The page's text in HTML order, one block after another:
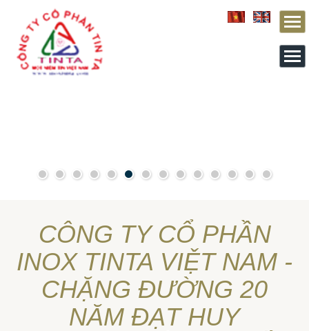
From this section downward is Zalo source code
CÔNG TY CỔ PHẦN
INOX TINTA VIỆT NAM -
CHẶNG ĐƯỜNG 20
NĂM ĐẠT HUY